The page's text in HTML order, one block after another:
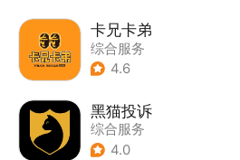
卡兄卡弟
综合服务
4.6
黑猫投诉
综合服务
4.0